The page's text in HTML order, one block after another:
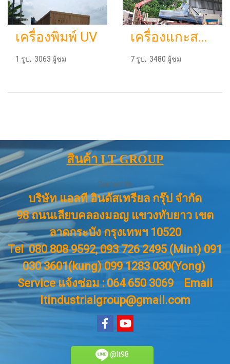
เครื่องพิมพ์ UV
1 รูป, 3063 ผู้ชม
เครื่องแกะสลัก ซีเอ็นซี เร้าเตอร์
7 รูป, 3480 ผู้ชม
สินค้า LT GROUP
Contact Us
บริษัท แอลที อินดัสเทรียล กรุ๊ป จำกัด
98 ถนนเลียบคลองมอญ แขวงทับยาว เขต
ลาดกระบัง กรุงเทพฯ 10520
Tel 080 808 9592, 093 726 2495 (Mint) 091
030 3601(kung) 099 1283 030(Yong)
Service แจ้งซ่อม : 064 650 3069
Email
ltindustrialgroup@gmail.com
@lt98